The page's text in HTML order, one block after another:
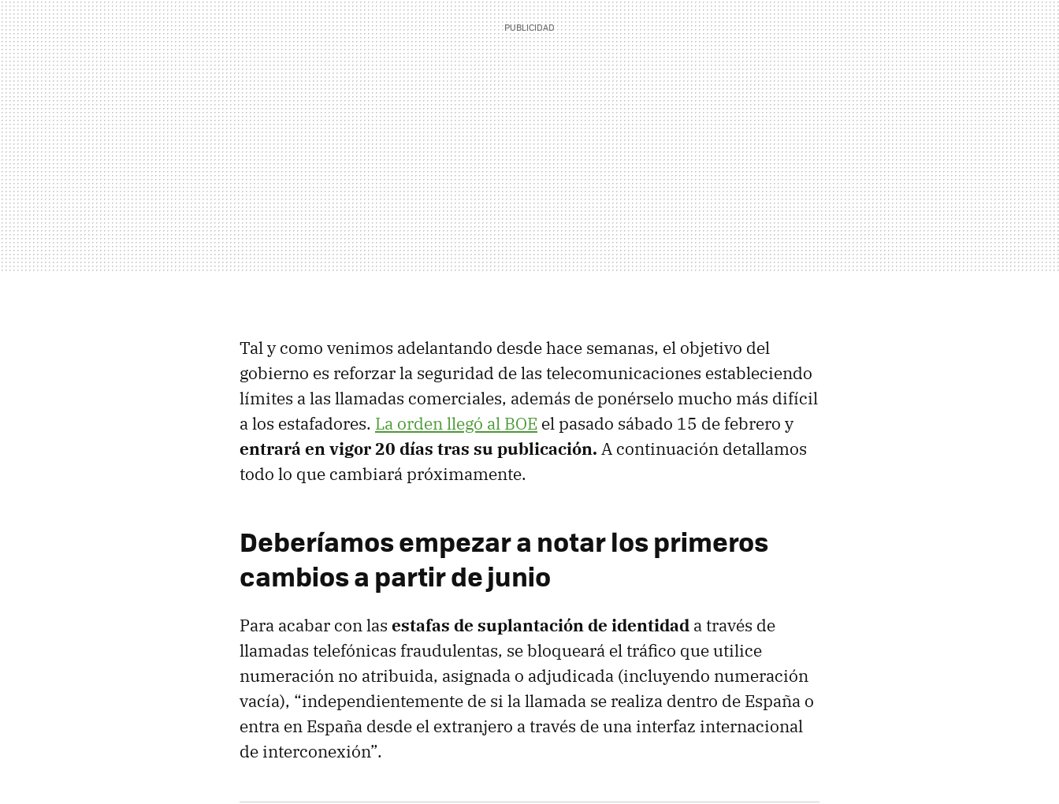
Tal y como venimos adelantando desde hace semanas, el objetivo del
gobierno es reforzar la seguridad de las telecomunicaciones estableciendo
límites a las llamadas comerciales, además de ponérselo mucho más difícil
a los estafadores. La orden llegó al BOE el pasado sábado 15 de febrero y
entrará en vigor 20 días tras su publicación. A continuación detallamos
todo lo que cambiará próximamente.
Deberíamos empezar a notar los primeros
cambios a partir de junio
Para acabar con las estafas de suplantación de identidad a través de
llamadas telefónicas fraudulentas, se bloqueará el tráfico que utilice
numeración no atribuida, asignada o adjudicada (incluyendo numeración
vacía), “independientemente de si la llamada se realiza dentro de España o
entra en España desde el extranjero a través de una interfaz internacional
de interconexión”.